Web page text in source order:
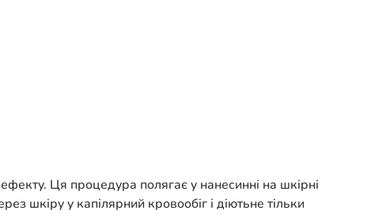
Ця процедура полягає у нанесинні на шкірні
шкіру у капілярний кровообіг і діютьне тільки